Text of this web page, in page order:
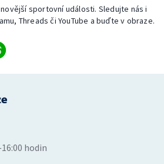
sportovní události. Sledujte nás i
Threads či YouTube a buďte v obraze.
hodin